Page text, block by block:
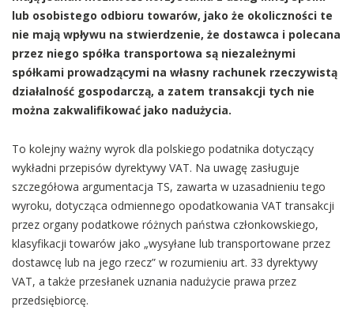
lub osobistego odbioru towarów, jako że okoliczności te
nie mają wpływu na stwierdzenie, że dostawca i polecana
przez niego spółka transportowa są niezależnymi
spółkami prowadzącymi na własny rachunek rzeczywistą
działalność gospodarczą, a zatem transakcji tych nie
można zakwalifikować jako nadużycia.
To kolejny ważny wyrok dla polskiego podatnika dotyczący
wykładni przepisów dyrektywy VAT. Na uwagę zasługuje
szczegółowa argumentacja TS, zawarta w uzasadnieniu tego
wyroku, dotycząca odmiennego opodatkowania VAT transakcji
przez organy podatkowe różnych państwa członkowskiego,
klasyfikacji towarów jako „wysyłane lub transportowane przez
dostawcę lub na jego rzecz” w rozumieniu art. 33 dyrektywy
VAT, a także przesłanek uznania nadużycie prawa przez
przedsiębiorcę.